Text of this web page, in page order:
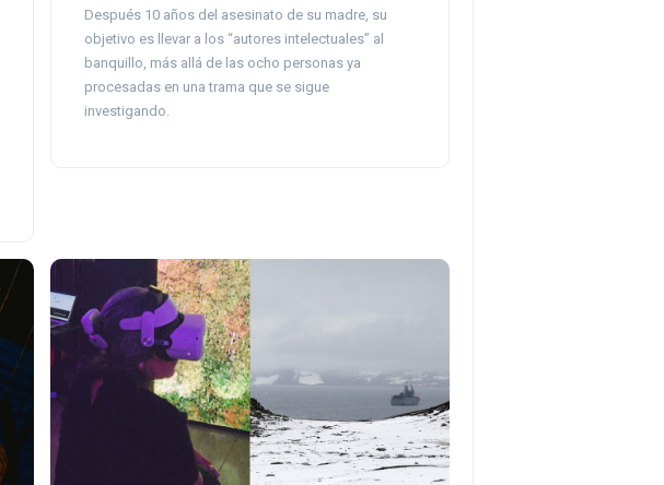
Después 10 años del asesinato de su madre, su
objetivo es llevar a los “autores intelectuales” al
banquillo, más allá de las ocho personas ya
procesadas en una trama que se sigue
investigando.